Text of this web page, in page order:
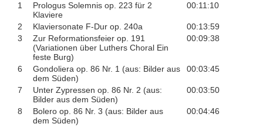
1
Prologus Solemnis op. 223 für 2
Klaviere
00:11:10
2 Klaviersonate F-Dur op. 240a
00:13:59
3
Zur Reformationsfeier op. 191
(Variationen über Luthers Choral Ein
feste Burg)
00:09:38
6
Gondoliera op. 86 Nr. 1 (aus: Bilder aus
dem Süden)
00:03:45
7
Unter Zypressen op. 86 Nr. 2 (aus:
Bilder aus dem Süden)
00:03:50
8
Bolero op. 86 Nr. 3 (aus: Bilder aus
dem Süden)
00:04:46